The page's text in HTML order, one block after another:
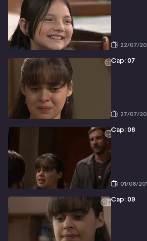
22/07/
Cap: 07
27/07/
Cap: 08
01/08/
Cap: 09